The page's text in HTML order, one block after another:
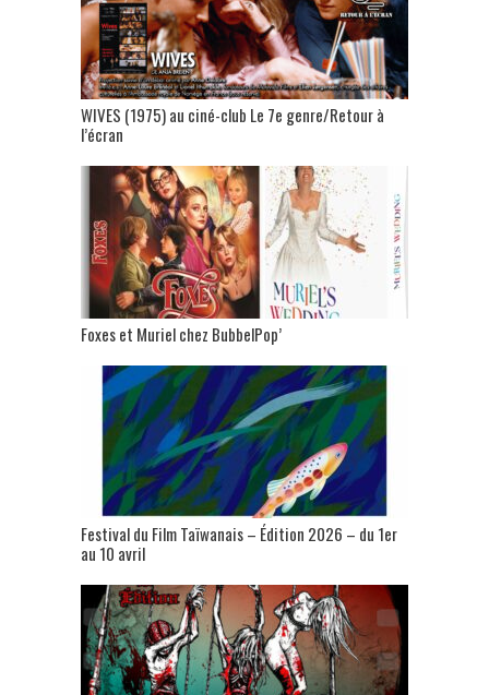
WIVES (1975) au ciné-club Le 7e genre/Retour à
l’écran
Foxes et Muriel chez BubbelPop’
Festival du Film Taïwanais – Édition 2026 – du 1er
au 10 avril